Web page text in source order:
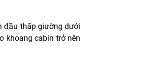
đầu thấp giường dưới
khoang cabin trở nên